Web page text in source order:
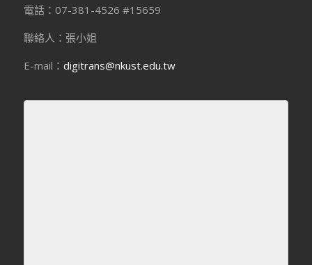
電話：07-381-4526 #15659
聯絡人：張小姐
E-mail：digitrans@nkust.edu.tw